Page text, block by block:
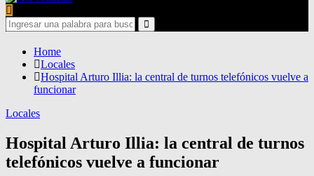
Search
for:
Search
Home
Locales
Hospital Arturo Illia: la central de turnos telefónicos vuelve a
funcionar
Locales
Hospital Arturo Illia: la central de turnos
telefónicos vuelve a funcionar